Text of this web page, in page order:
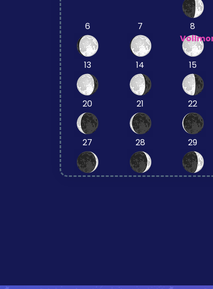
6 7
8
13 14 15
20 21 22
27 28 29